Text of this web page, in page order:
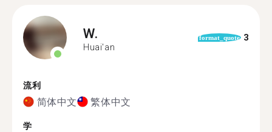
W.
Huai'an
format_quote 3
流利
简体中文 繁体中文
学